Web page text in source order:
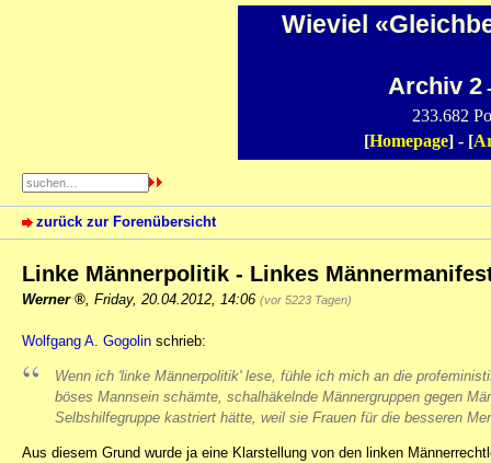
Wieviel
Archiv 2
233.682
[Homepage] - [
zurück zur Forenübersicht
Linke Männerpolitik - Linkes
Werner Friday, 20.04.2012, 14:06 (vor 5223 Tagen)
Wolfgang A. Gogolin schrieb:
Wenn ich 'linke Männerpolitik' lese, fühle ich mich an die
böses Mannsein schämte, schalhäkelnde Männergruppen gegen
Selbshilfegruppe kastriert hätte, weil sie Frauen für die besseren
Aus diesem Grund wurde ja eine Klarstellung von den linken